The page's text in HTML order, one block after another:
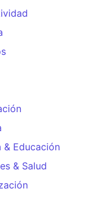
& Educación
& Salud